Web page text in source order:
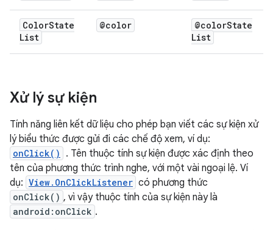
ColorState
List
@color @colorState
List
Xử lý sự kiện
Tính năng liên kết dữ liệu cho phép bạn viết các sự kiện xử
lý biểu thức được gửi đi các chế độ xem, ví dụ:
onClick()
. Tên thuộc tính sự kiện được xác định theo
tên của phương thức trình nghe, với một vài ngoại lệ. Ví
dụ: View.OnClickListener có phương thức
onClick() , vì vậy thuộc tính của sự kiện này là
android:onClick .